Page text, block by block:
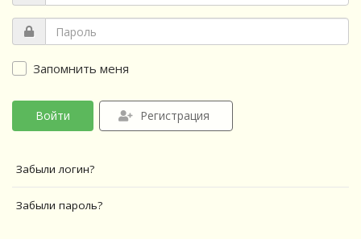
Запомнить меня
Войти Регистрация
Забыли логин?
Забыли пароль?